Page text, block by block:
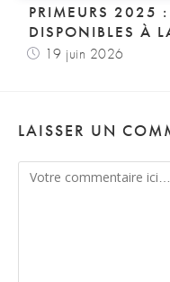
PRIMEURS 2025
DISPONIBLES À
19 juin 2026
LAISSER UN
Comment